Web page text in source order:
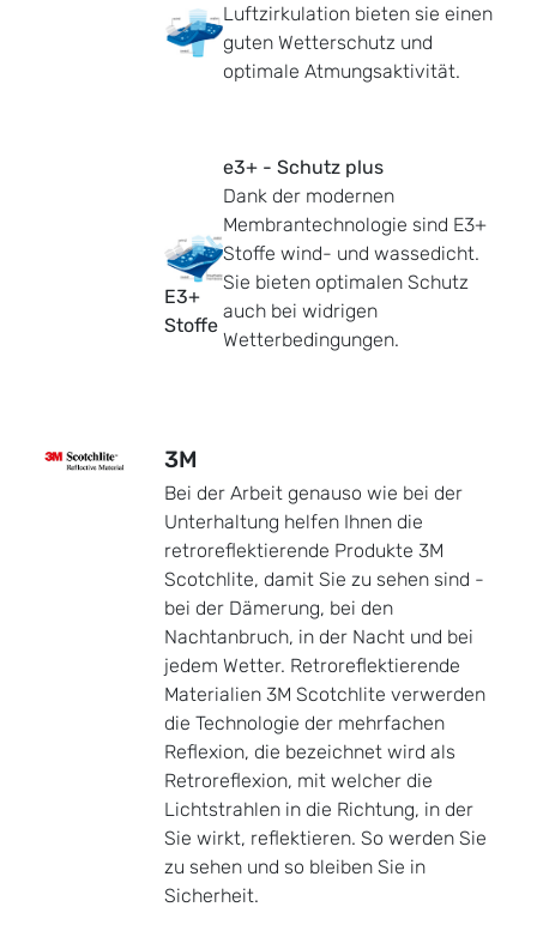
Luftzirkulation bieten sie einen
guten Wetterschutz und
optimale Atmungsaktivität.
E3+
Stoffe
e3+ - Schutz plus
Dank der modernen
Membrantechnologie sind E3+
Stoffe wind- und wassedicht.
Sie bieten optimalen Schutz
auch bei widrigen
Wetterbedingungen.
3M
Bei der Arbeit genauso wie bei der
Unterhaltung helfen Ihnen die
retroreflektierende Produkte 3M
Scotchlite, damit Sie zu sehen sind -
bei der Dämerung, bei den
Nachtanbruch, in der Nacht und bei
jedem Wetter. Retroreflektierende
Materialien 3M Scotchlite verwerden
die Technologie der mehrfachen
Reflexion, die bezeichnet wird als
Retroreflexion, mit welcher die
Lichtstrahlen in die Richtung, in der
Sie wirkt, reflektieren. So werden Sie
zu sehen und so bleiben Sie in
Sicherheit.